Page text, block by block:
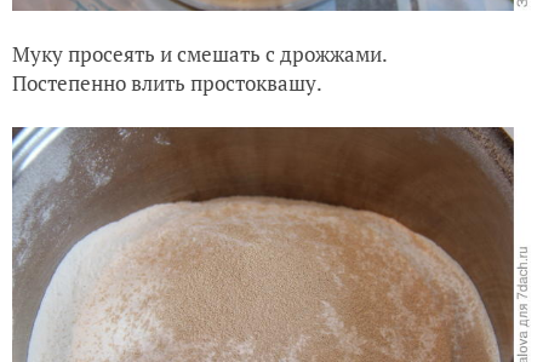
Муку просеять и смешать с дрожжами.
Постепенно влить простоквашу.